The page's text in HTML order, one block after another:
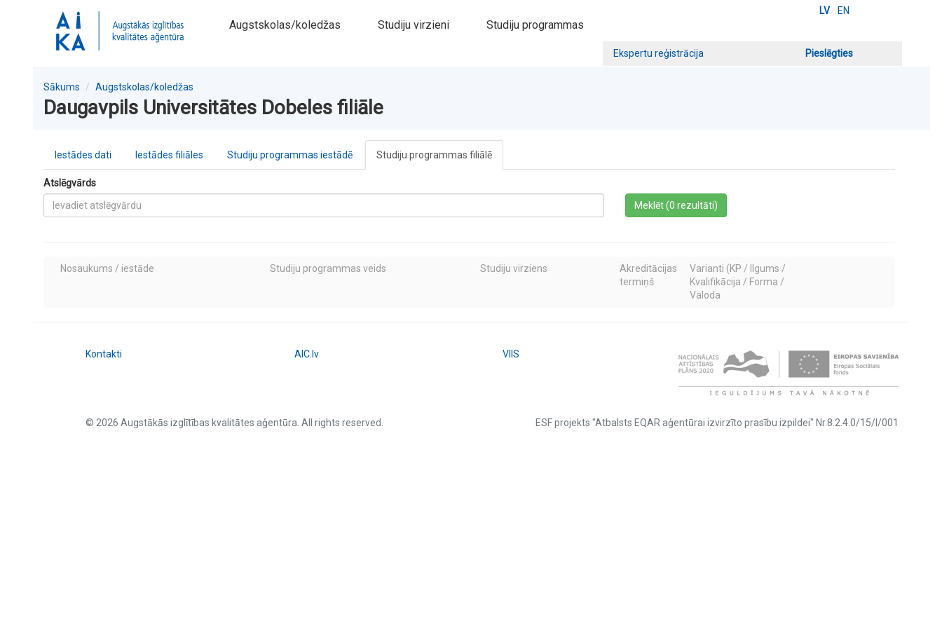
LV EN
Augstskolas/koledžas Studiju virzieni Studiju programmas
Ekspertu reģistrācija Pieslēgties
Sākums Augstskolas/koledžas
Daugavpils Universitātes Dobeles filiāle
Iestādes dati Iestādes filiāles Studiju programmas iestādē Studiju programmas filiālē
Atslēgvārds
Meklēt (0 rezultāti)
Nosaukums / iestāde Studiju programmas veids Studiju virziens
Akreditācijas
termiņš
Varianti (KP / Ilgums /
Kvalifikācija / Forma /
Valoda
Kontakti AIC.lv VIIS
© 2026 Augstākās izglītības kvalitātes aģentūra. All rights reserved. ESF projekts "Atbalsts EQAR aģentūrai izvirzīto prasību izpildei" Nr.8.2.4.0/15/I/001